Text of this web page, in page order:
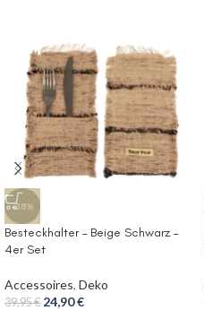
-38%
Besteckhalter – Beige Schwarz –
4er Set
Accessoires, Deko
39,95€ 24,90€